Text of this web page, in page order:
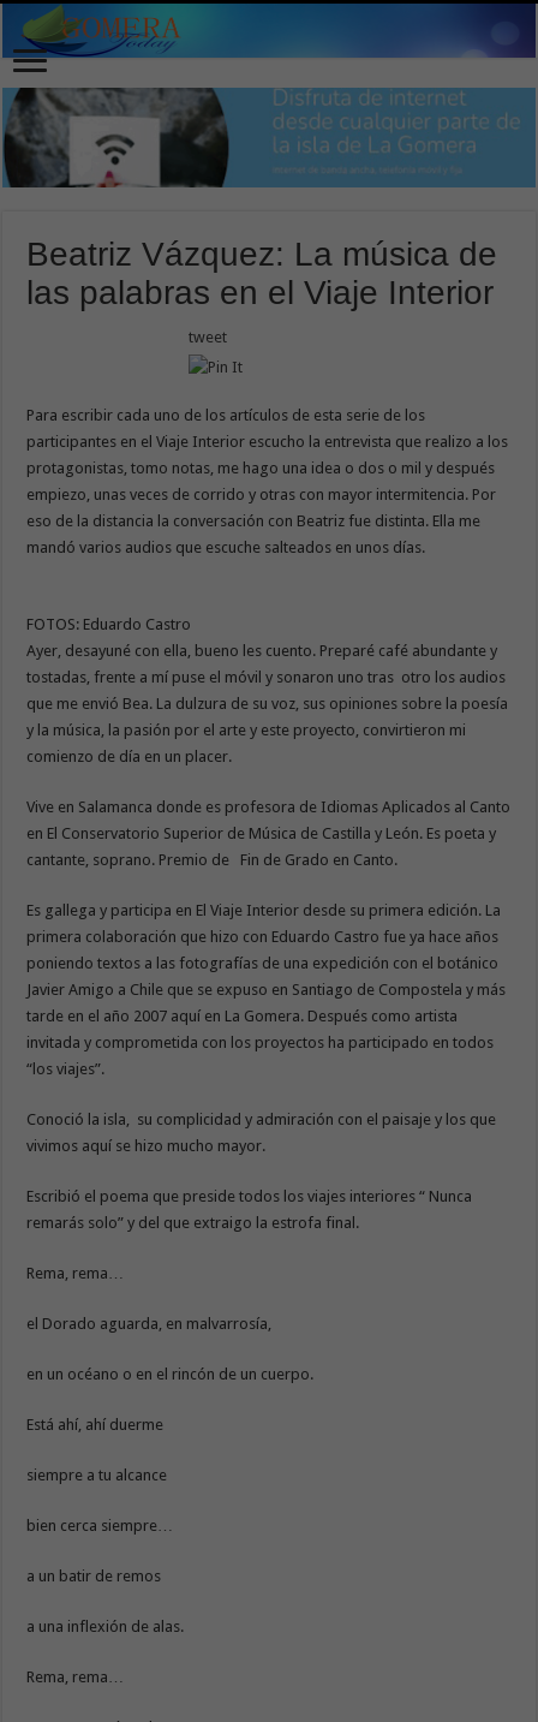
Beatriz Vázquez: La música de
las palabras en el Viaje Interior
tweet
Para escribir cada uno de los artículos de esta serie de los
participantes en el Viaje Interior escucho la entrevista que realizo a los
protagonistas, tomo notas, me hago una idea o dos o mil y después
empiezo, unas veces de corrido y otras con mayor intermitencia. Por
eso de la distancia la conversación con Beatriz fue distinta. Ella me
mandó varios audios que escuche salteados en unos días.
FOTOS: Eduardo Castro
Ayer, desayuné con ella, bueno les cuento. Preparé café abundante y
tostadas, frente a mí puse el móvil y sonaron uno tras otro los audios
que me envió Bea. La dulzura de su voz, sus opiniones sobre la poesía
y la música, la pasión por el arte y este proyecto, convirtieron mi
comienzo de día en un placer.
Vive en Salamanca donde es profesora de Idiomas Aplicados al Canto
en El Conservatorio Superior de Música de Castilla y León. Es poeta y
cantante, soprano. Premio de Fin de Grado en Canto.
Es gallega y participa en El Viaje Interior desde su primera edición. La
primera colaboración que hizo con Eduardo Castro fue ya hace años
poniendo textos a las fotografías de una expedición con el botánico
Javier Amigo a Chile que se expuso en Santiago de Compostela y más
tarde en el año 2007 aquí en La Gomera. Después como artista
invitada y comprometida con los proyectos ha participado en todos
“los viajes”.
Conoció la isla, su complicidad y admiración con el paisaje y los que
vivimos aquí se hizo mucho mayor.
Escribió el poema que preside todos los viajes interiores “ Nunca
remarás solo” y del que extraigo la estrofa final.
Rema, rema…
el Dorado aguarda, en malvarrosía,
en un océano o en el rincón de un cuerpo.
Está ahí, ahí duerme
siempre a tu alcance
bien cerca siempre…
a un batir de remos
a una inflexión de alas.
Rema, rema…